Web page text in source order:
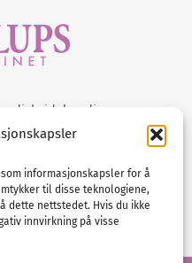
informasjonskapsler for å
til disse teknologiene,
dette nettstedet. Hvis du ikke
innvirkning på visse
nordicbridalmedia
Norge